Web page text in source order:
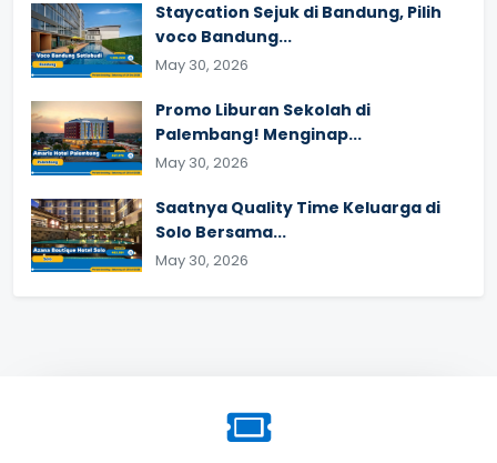
Staycation Sejuk di Bandung, Pilih
voco Bandung...
May 30, 2026
Promo Liburan Sekolah di
Palembang! Menginap...
May 30, 2026
Saatnya Quality Time Keluarga di
Solo Bersama...
May 30, 2026